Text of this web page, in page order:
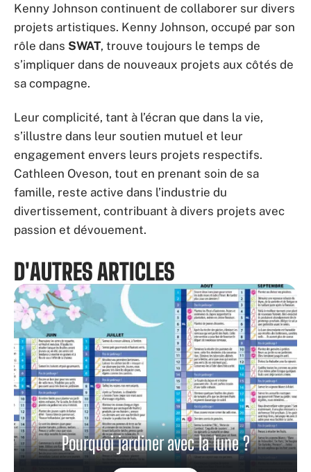
Kenny Johnson continuent de collaborer sur divers
projets artistiques. Kenny Johnson, occupé par son
rôle dans SWAT, trouve toujours le temps de
s’impliquer dans de nouveaux projets aux côtés de
sa compagne.
Leur complicité, tant à l’écran que dans la vie,
s’illustre dans leur soutien mutuel et leur
engagement envers leurs projets respectifs.
Cathleen Oveson, tout en prenant soin de sa
famille, reste active dans l’industrie du
divertissement, contribuant à divers projets avec
passion et dévouement.
D'AUTRES ARTICLES
Pourquoi jardiner avec la lune ?